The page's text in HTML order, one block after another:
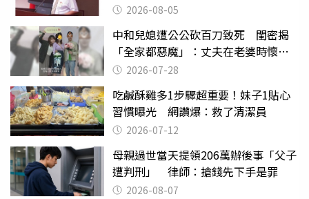
2026-08-05
中和兒媳遭公公砍百刀致死 閨密揭
「全家都惡魔」：丈夫在老婆時懷孕
摔東西
2026-07-28
吃鹹酥雞多1步驟超重要！妹子1貼心
習慣曝光 網讚爆：救了清潔員
2026-07-12
母親過世當天提領206萬辦後事「父子
遭判刑」 律師：搶錢先下手是罪
2026-08-07